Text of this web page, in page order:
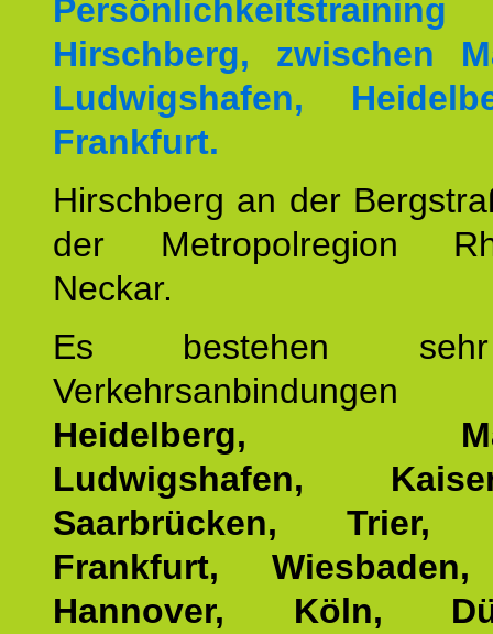
Hirschberg, zwischen
Ludwigshafen,
Frankfurt.
Hirschberg an der
der Metropolregion
Neckar.
Es bestehen
Heidelberg,
Ludwigshafen,
Saarbrücken, Trier,
Frankfurt,
Hannover, Köln,